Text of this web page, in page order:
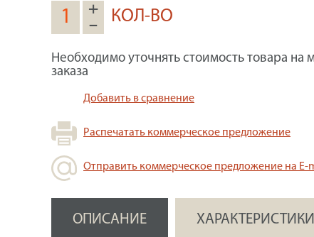
+
–
КОЛ-ВО
Необходимо уточнять стоимость товара на
заказа
Добавить в сравнение
Распечатать коммерческое предложение
Отправить коммерческое предложение на E-
ОПИСАНИЕ ХАРАКТЕРИСТИКИ